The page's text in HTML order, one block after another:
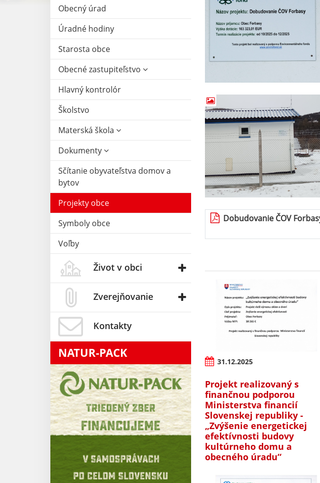
Obecný úrad
Úradné hodiny
Starosta obce
Obecné zastupiteľstvo
Hlavný kontrolór
Školstvo
Materská škola
Dokumenty
Sčítanie obyvateľstva domov a
bytov
Projekty obce
Symboly obce
Voľby
Život v obci
Zverejňovanie
Kontakty
NATUR-PACK
Dobudovanie ČOV
31.12.2025
Projekt realizovaný s
finančnou podporou
Ministerstva financií
Slovenskej republiky -
„Zvýšenie energetickej
efektívnosti budovy
kultúrneho domu a
obecného úradu“